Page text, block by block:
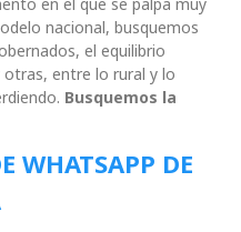
nacional, busquemos
el equilibrio
entre lo rural y lo
Busquemos la
WHATSAPP DE